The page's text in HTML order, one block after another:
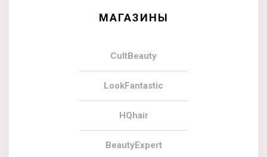
МАГАЗИНЫ
CultBeauty
LookFantastic
HQhair
BeautyExpert